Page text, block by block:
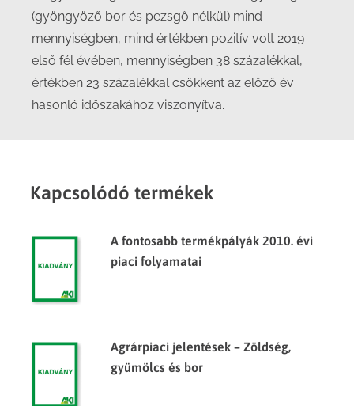
(gyöngyöző bor és pezsgő nélkül) mind
mennyiségben, mind értékben pozitív volt 2019
első fél évében, mennyiségben 38 százalékkal,
értékben 23 százalékkal csökkent az előző év
hasonló időszakához viszonyítva.
Kapcsolódó termékek
A fontosabb termékpályák 2010. évi
piaci folyamatai
Agrárpiaci jelentések – Zöldség,
gyümölcs és bor